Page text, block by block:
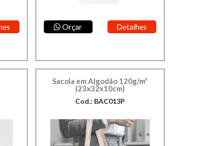
Orçar Detalhes
Sacola em Algodão 120g/m²
(23x32x10cm)
Cod.: BAC013P